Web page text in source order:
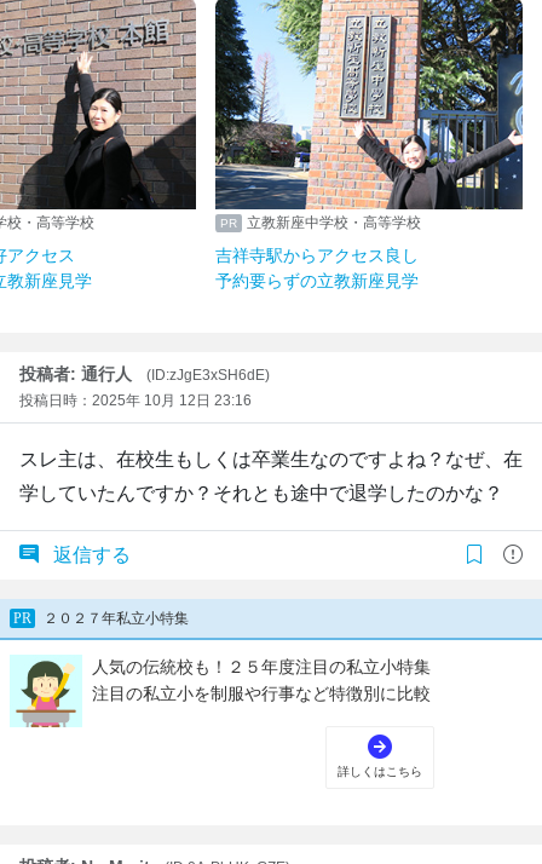
校・高等学校
アクセス
教新座見学
立教新座中学校・高等学校
吉祥寺駅からアクセス良し
予約要らずの立教新座見学
投稿者: 通行人
(ID:zJgE3xSH6dE)
投稿日時：2025年 10月 12日 23:16
スレ主は、在校生もしくは卒業生なのですよね？なぜ、在
学していたんですか？それとも途中で退学したのかな？
返信する